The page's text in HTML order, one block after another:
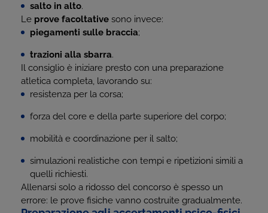
salto in alto.
Le prove facoltative sono invece:
piegamenti sulle braccia;
trazioni alla sbarra.
Il consiglio è iniziare presto con una preparazione
atletica completa, lavorando su:
resistenza per la corsa;
forza del core e della parte superiore del corpo;
mobilità e coordinazione per il salto;
simulazioni realistiche con tempi e ripetizioni simili a
quelli richiesti.
Allenarsi solo a ridosso del concorso è spesso un
errore: le prove fisiche vanno costruite gradualmente.